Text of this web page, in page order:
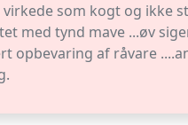
virkede som kogt og ikke
med tynd mave ...øv
opbevaring af råvare